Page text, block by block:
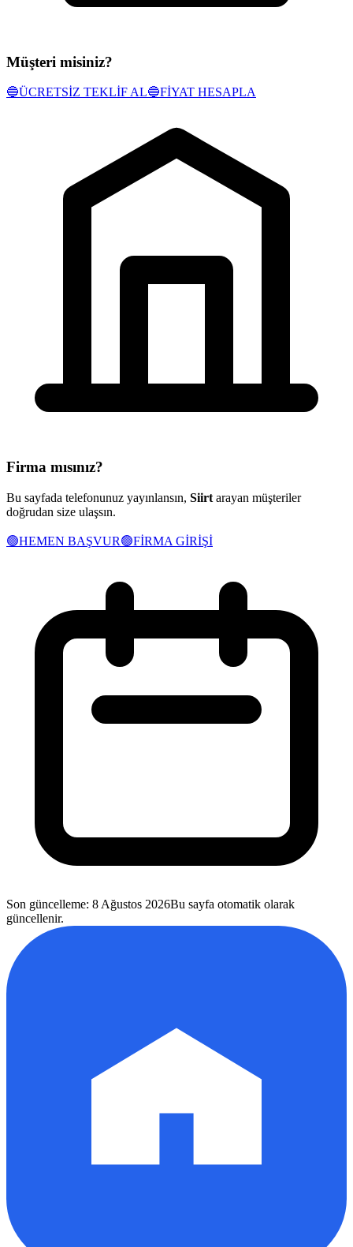
Müşteri misiniz?
🔵ÜCRETSİZ TEKLİF AL🔵FİYAT HESAPLA
Firma mısınız?
Bu sayfada telefonunuz yayınlansın, Siirt arayan müşteriler
doğrudan size ulaşsın.
🟢HEMEN BAŞVUR🟢FİRMA GİRİŞİ
Son güncelleme: 8 Ağustos 2026Bu sayfa otomatik olarak
güncellenir.